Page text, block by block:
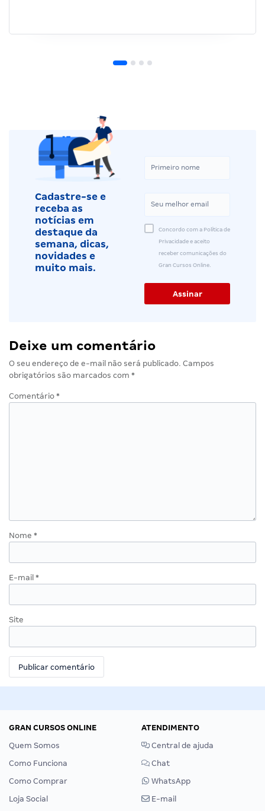
Cadastre-se e
receba as
notícias em
destaque da
semana, dicas,
novidades e
muito mais.
Concordo com a Política de
Privacidade e aceito
receber comunicações do
Gran Cursos Online.
Deixe um comentário
O seu endereço de e-mail não será publicado. Campos
obrigatórios são marcados com *
Comentário *
Nome *
E-mail *
Site
GRAN CURSOS ONLINE
Quem Somos
Como Funciona
Como Comprar
Loja Social
ATENDIMENTO
Central de ajuda
Chat
WhatsApp
E-mail